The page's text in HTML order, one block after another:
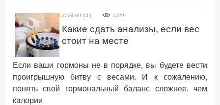
2024-09-13 | 1729
Какие сдать анализы, если вес
стоит на месте
Если ваши гормоны не в порядке, вы будете вести
проигрышную битву с весами. И к сожалению,
понять свой гормональный баланс сложнее, чем
калории